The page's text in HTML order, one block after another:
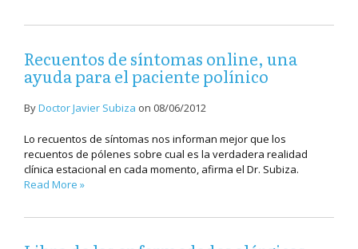
Recuentos de síntomas online, una
ayuda para el paciente polínico
ByDoctor Javier Subiza on 08/06/2012
Lo recuentos de síntomas nos informan mejor que los
recuentos de pólenes sobre cual es la verdadera realidad
clínica estacional en cada momento, afirma el Dr. Subiza.
Read More »